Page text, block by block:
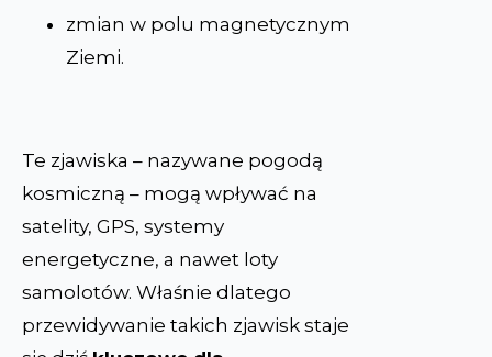
zmian w polu magnetycznym
Ziemi.
Te zjawiska – nazywane pogodą
kosmiczną – mogą wpływać na
satelity, GPS, systemy
energetyczne, a nawet loty
samolotów. Właśnie dlatego
przewidywanie takich zjawisk staje